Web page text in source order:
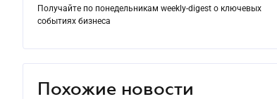
Получайте по понедельникам weekly-digest о ключевых
событиях бизнеса
Похожие новости